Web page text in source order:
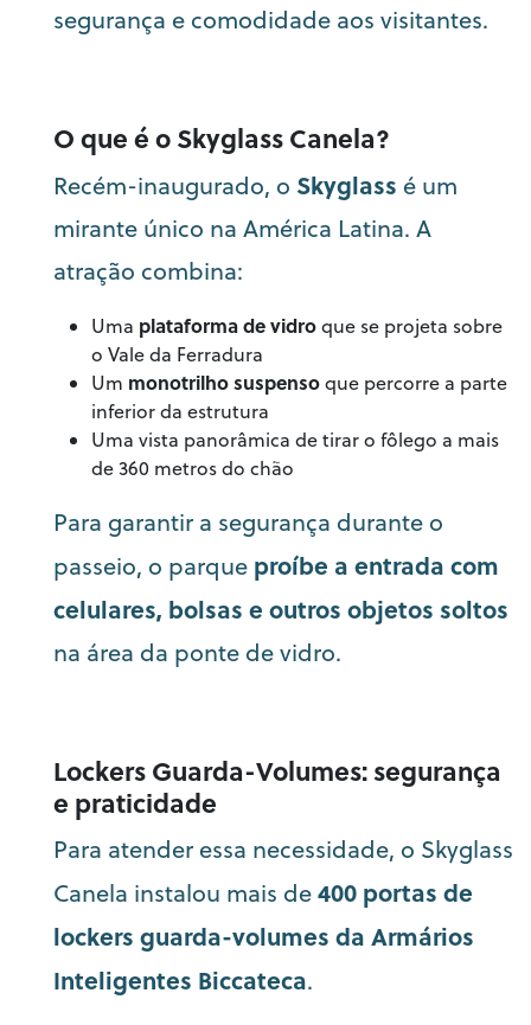
segurança e comodidade aos visitantes.
O que é o Skyglass Canela?
Recém-inaugurado, o Skyglass é um
mirante único na América Latina. A
atração combina:
Uma plataforma de vidroque se projeta sobre
o Vale da Ferradura
Um monotrilho suspensoque percorre a parte
inferior da estrutura
Uma vista panorâmica de tirar o fôlego a mais
de 360 metros do chão
Para garantir a segurança durante o
passeio, o parque proíbe a entrada com
celulares, bolsas e outros objetos soltos
na área da ponte de vidro.
Lockers Guarda-Volumes: segurança
e praticidade
Para atender essa necessidade, o Skyglass
Canela instalou mais de400 portas de
lockers guarda-volumes da Armários
Inteligentes Biccateca.